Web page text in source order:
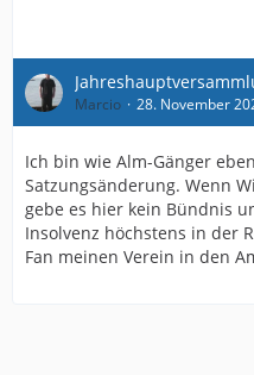
Marcio 28. November
Ich bin wie Alm-Gänger
Satzungsänderung. Wenn
gebe es hier kein Bündnis
Insolvenz höchstens in der
Fan meinen Verein in den